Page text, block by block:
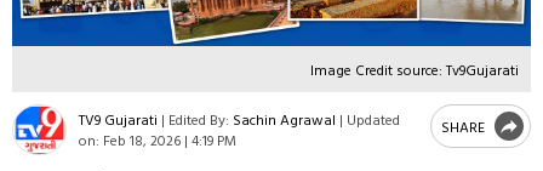
Image Credit source: Tv9Gujarati
TV9 Gujarati | Edited By: Sachin Agrawal | Updated
on: Feb 18, 2026 | 4:19 PM
SHARE